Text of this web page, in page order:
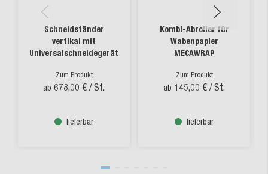
Schneidständer
vertikal mit
Universalschneidegerät
Zum Produkt
ab 678,00 € / St.
lieferbar
Kombi-Abroller für
Wabenpapier
MECAWRAP
Zum Produkt
ab 145,00 € / St.
lieferbar